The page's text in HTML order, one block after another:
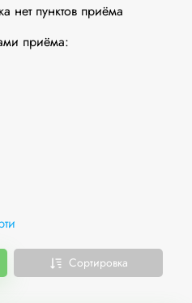
нет пунктов приёма
приёма:
Сортировка